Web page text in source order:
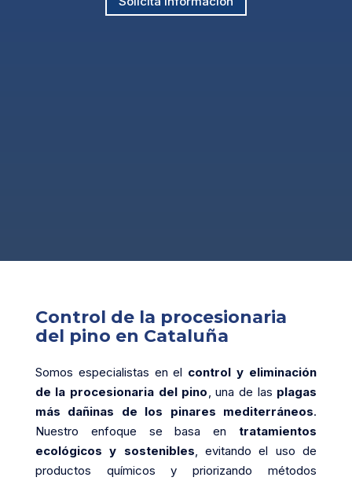
Control de la procesionaria
del pino en Cataluña
Somos especialistas en el control y eliminación
de la procesionaria del pino , una de las plagas
más dañinas de los pinares mediterráneos.
Nuestro enfoque se basa entratamientos
ecológicos y sostenibles , evitando el uso de
productos químicos y priorizando métodos